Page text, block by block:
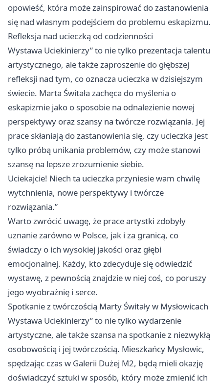
opowieść, która może zainspirować do zastanowienia
się nad własnym podejściem do problemu eskapizmu.
Refleksja nad ucieczką od codzienności
Wystawa Uciekinierzy” to nie tylko prezentacja talentu
artystycznego, ale także zaproszenie do głębszej
refleksji nad tym, co oznacza ucieczka w dzisiejszym
świecie. Marta Świtała zachęca do myślenia o
eskapizmie jako o sposobie na odnalezienie nowej
perspektywy oraz szansy na twórcze rozwiązania. Jej
prace skłaniają do zastanowienia się, czy ucieczka jest
tylko próbą unikania problemów, czy może stanowi
szansę na lepsze zrozumienie siebie.
Uciekajcie! Niech ta ucieczka przyniesie wam chwilę
wytchnienia, nowe perspektywy i twórcze
rozwiązania.”
Warto zwrócić uwagę, że prace artystki zdobyły
uznanie zarówno w Polsce, jak i za granicą, co
świadczy o ich wysokiej jakości oraz głębi
emocjonalnej. Każdy, kto zdecyduje się odwiedzić
wystawę, z pewnością znajdzie w niej coś, co poruszy
jego wyobraźnię i serce.
Spotkanie z twórczością Marty Świtały w Mysłowicach
Wystawa Uciekinierzy” to nie tylko wydarzenie
artystyczne, ale także szansa na spotkanie z niezwykłą
osobowością i jej twórczością. Mieszkańcy Mysłowic,
spędzając czas w Galerii Dużej M2, będą mieli okazję
doświadczyć sztuki w sposób, który może zmienić ich